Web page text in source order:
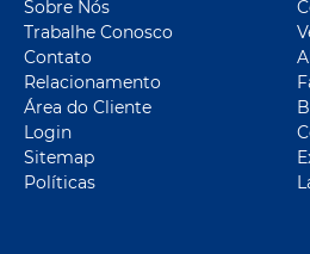
Sobre Nós
Trabalhe Conosco
Contato
Relacionamento
Área do Cliente
Login
Sitemap
Políticas